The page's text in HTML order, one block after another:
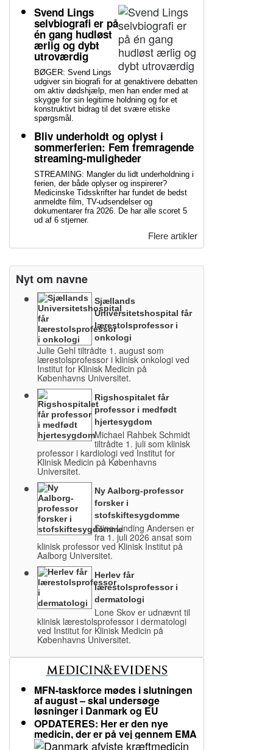
Svend Lings
selvbiografi er på
én gang hudløst
ærlig og dybt
utroværdig
BØGER: Svend Lings
udgiver sin biografi for at genaktivere debatten
om aktiv dødshjælp, men han ender med at
skygge for sin legitime holdning og for et
konstruktivt bidrag til det svære etiske
spørgsmål.
Bliv underholdt og oplyst i
sommerferien: Fem fremragende
streaming-muligheder
STREAMING: Mangler du lidt underholdning i
ferien, der både oplyser og inspirerer?
Medicinske Tidsskrifter har fundet de bedst
anmeldte film, TV-udsendelser og
dokumentarer fra 2026. De har alle scoret 5
ud af 6 stjerner.
Flere artikler
Nyt om navne
Sjællands
Universitetshospital får
lærestolsprofessor i
onkologi
Julie Gehl tiltrådte 1. august som
lærestolsprofessor i klinisk onkologi ved
Institut for Klinisk Medicin på
Københavns Universitet.
Rigshospitalet får
professor i medfødt
hjertesygdom
Michael Rahbek Schmidt
tiltrådte 1. juli som klinisk
professor i kardiologi ved Institut for
Klinisk Medicin på Københavns
Universitet.
Ny Aalborg-professor
forsker i
stofskiftesygdomme
Stine Linding Andersen er
fra 1. juli 2026 ansat som
klinisk professor ved Klinisk Institut på
Aalborg Universitet.
Herlev får
lærestolsprofessor i
dermatologi
Lone Skov er udnævnt til
klinisk lærestolsprofessor i dermatologi
ved Institut for Klinisk Medicin på
Københavns Universitet.
MFN-taskforce mødes i slutningen
af august – skal undersøge
løsninger i Danmark og EU
OPDATERES: Her er den nye
medicin, der er på vej gennem EMA